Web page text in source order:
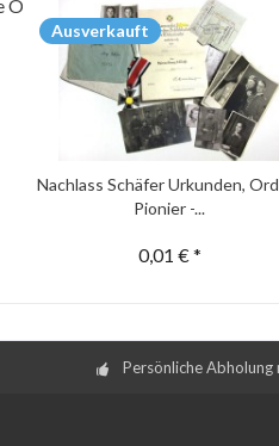
Ausverkauft
Nachlass Schäfer Urkunden,
Pionier -...
0,01 € *
Persönliche Abholung